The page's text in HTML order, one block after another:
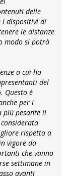
delle
i dispositivi di
le distanze
modo si potrà
a cui ho
del
Questo è
per i
più pesante il
rispetto a
vigore da
che vanno
settimane in
avanti